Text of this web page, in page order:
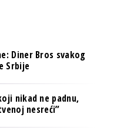
Diner Bros svakog
Srbije
nikad ne padnu,
nesreći”